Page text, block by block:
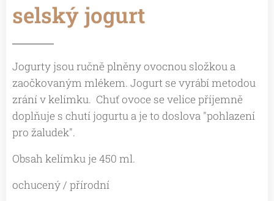
selskýjogurt
Jogurty jsou ručně plněny ovocnou složkou a
zaočkovaným mlékem. Jogurt se vyrábí metodou
zrání v kelímku. Chuť ovoce se velice příjemně
doplňuje s chutí jogurtu a je to doslova "pohlazení
pro žaludek".
Obsah kelímku je 450 ml.
ochucený / přírodní